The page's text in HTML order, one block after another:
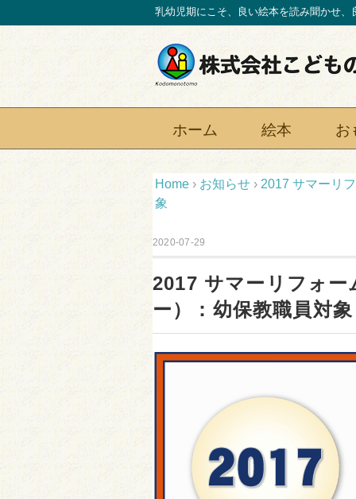
乳幼児期にこそ、良い絵本を読み聞かせ
ホーム 絵本 お
Home › お知らせ › 2017 サマーリ
象
2020-07-29
2017 サマーリフォ
ー）：幼保教職員対象